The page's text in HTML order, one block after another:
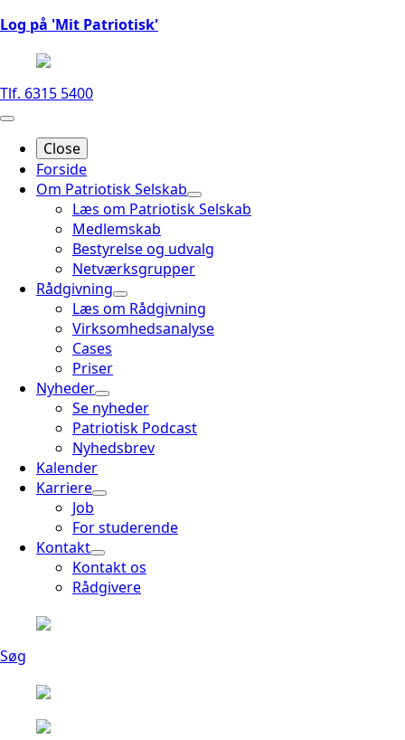
Log på 'Mit Patriotisk'
Tlf. 6315 5400
Close
Forside
Om Patriotisk Selskab
Læs om Patriotisk Selskab
Medlemskab
Bestyrelse og udvalg
Netværksgrupper
Rådgivning
Læs om Rådgivning
Virksomhedsanalyse
Cases
Priser
Nyheder
Se nyheder
Patriotisk Podcast
Nyhedsbrev
Kalender
Karriere
Job
For studerende
Kontakt
Kontakt os
Rådgivere
Søg